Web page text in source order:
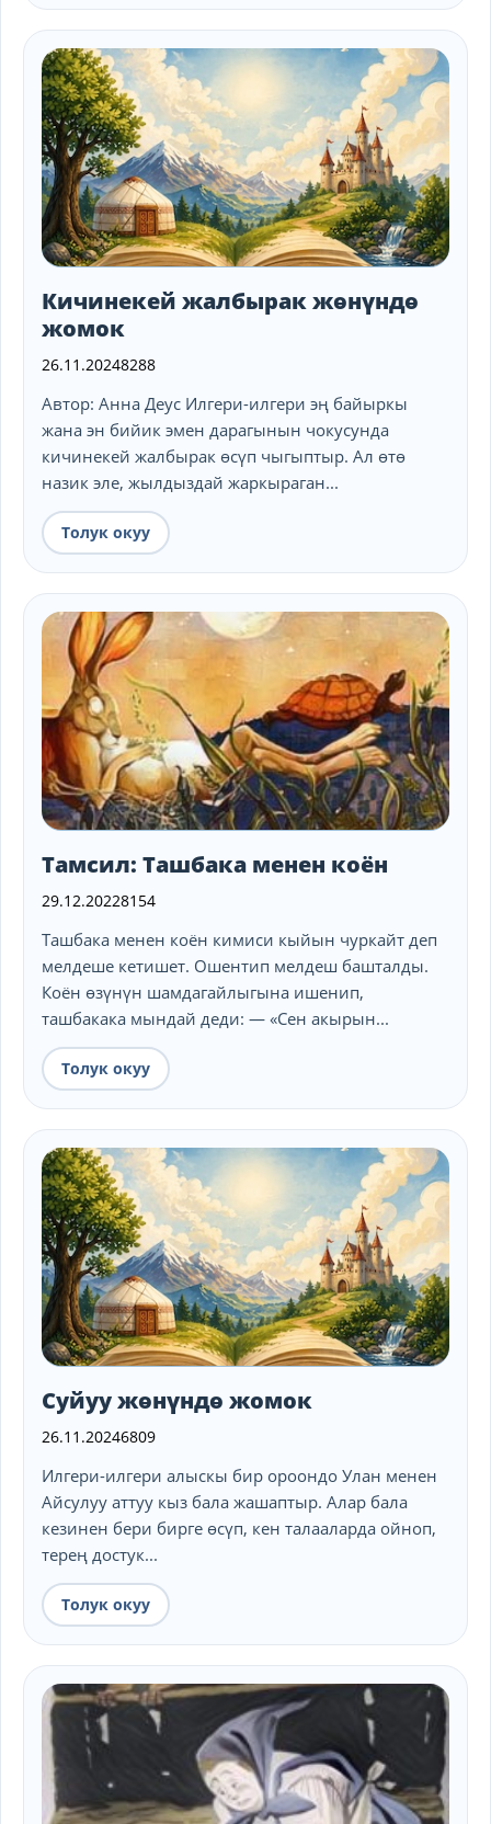
Кичинекей жалбырак жөнүндө
жомок
26.11.20248288
Автор: Анна Деус Илгери-илгери эң байыркы
жана эн бийик эмен дарагынын чокусунда
кичинекей жалбырак өсүп чыгыптыр. Ал өтө
назик эле, жылдыздай жаркыраган...
Толук окуу
Тамсил: Ташбака менен коён
29.12.20228154
Ташбака менен коён кимиси кыйын чуркайт деп
мелдеше кетишет. Ошентип мелдеш башталды.
Коён өзүнүн шамдагайлыгына ишенип,
ташбакака мындай деди: — «Сен акырын...
Толук окуу
Суйуу жөнүндө жомок
26.11.20246809
Илгери-илгери алыскы бир ороондо Улан менен
Айсулуу аттуу кыз бала жашаптыр. Алар бала
кезинен бери бирге өсүп, кен талааларда ойноп,
терең достук...
Толук окуу